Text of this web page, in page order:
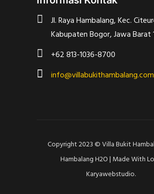
Jl. Raya Hambalang, Kec.
Kabupaten Bogor, Jawa Barat
+62 813-1036-8700
info@villabukithambalang.com
Copyright 2023 ©Villa Bukit
Hambalang H2O | Made With
Karyawebstudio.